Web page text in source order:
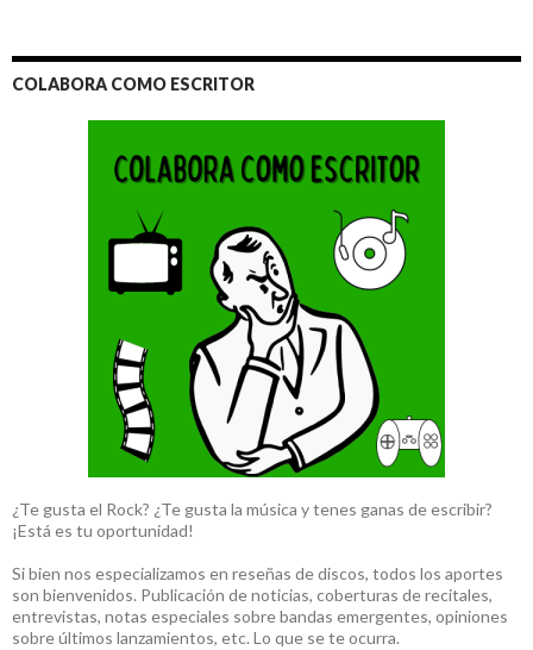
COLABORA COMO ESCRITOR
¿Te gusta el Rock? ¿Te gusta la música y tenes ganas de escribir?
¡Está es tu oportunidad!
Si bien nos especializamos en reseñas de discos, todos los aportes
son bienvenidos. Publicación de noticias, coberturas de recitales,
entrevistas, notas especiales sobre bandas emergentes, opiniones
sobre últimos lanzamientos, etc. Lo que se te ocurra.